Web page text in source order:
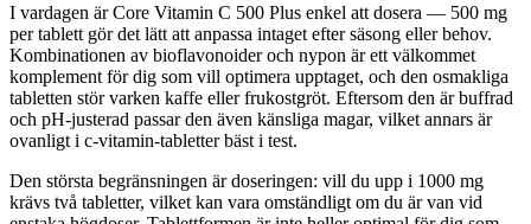
I vardagen är Core Vitamin C 500 Plus enkel att dosera — 500 mg
per tablett gör det lätt att anpassa intaget efter säsong eller behov.
Kombinationen av bioflavonoider och nypon är ett välkommet
komplement för dig som vill optimera upptaget, och den osmakliga
tabletten stör varken kaffe eller frukostgröt. Eftersom den är buffrad
och pH-justerad passar den även känsliga magar, vilket annars är
ovanligt i c-vitamin-tabletter bäst i test.
Den största begränsningen är doseringen: vill du upp i 1000 mg
krävs två tabletter, vilket kan vara omständligt om du är van vid